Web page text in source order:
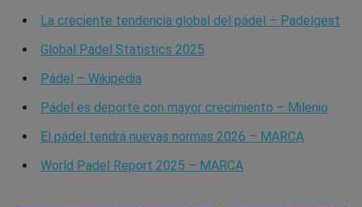
La creciente tendencia global del pádel – Padelgest
Global Padel Statistics 2025
Pádel – Wikipedia
Pádel es deporte con mayor crecimiento – Milenio
El pádel tendrá nuevas normas 2026 – MARCA
World Padel Report 2025 – MARCA